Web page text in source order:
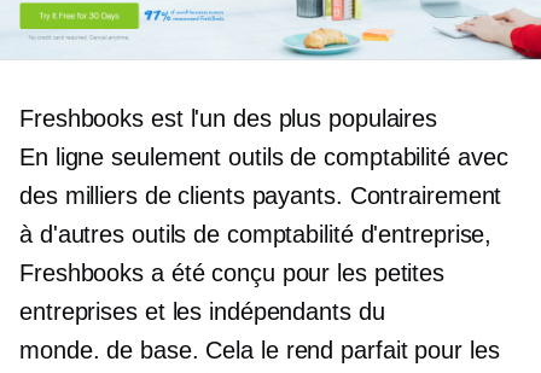
Freshbooks est l'un des plus populaires
En ligne seulement outils de comptabilité avec
des milliers de clients payants. Contrairement
à d'autres outils de comptabilité d'entreprise,
Freshbooks a été conçu pour les petites
entreprises et les indépendants du
monde.de base. Cela le rend parfait pour les